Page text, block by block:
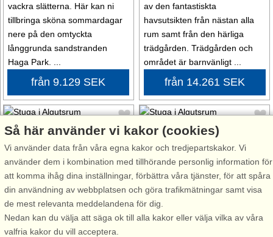
vackra slätterna. Här kan ni
tillbringa sköna sommardagar
nere på den omtyckta
långgrunda sandstranden
Haga Park. ...
från 9.129 SEK
av den fantastiskta
havsutsikten från nästan alla
rum samt från den härliga
trädgården. Trädgården och
området är barnvänligt ...
från 14.261 SEK
Stugnr: 9047
Algutsrum
2,6 km till sjö/hav:.
Stugnr: 59543
Algutsrum
4 personer, 50 m²
6 km till sjö/hav:.
Så här använder vi kakor (cookies)
Vi använder data från våra egna kakor och tredjepartskakor. Vi
använder dem i kombination med tillhörande personlig information för
att komma ihåg dina inställningar, förbättra våra tjänster, för att spåra
din användning av webbplatsen och göra trafikmätningar samt visa
de mest relevanta meddelandena för dig.
Nedan kan du välja att säga ok till alla kakor eller välja vilka av våra
valfria kakor du vill acceptera.